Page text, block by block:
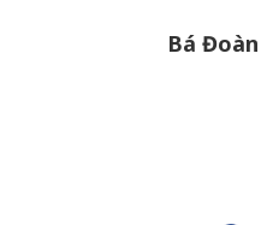
Bá Đoàn